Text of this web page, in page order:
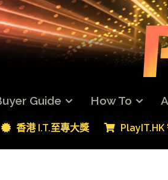
Guide How To
香港 I.T.至專大獎 PlayIT.HK